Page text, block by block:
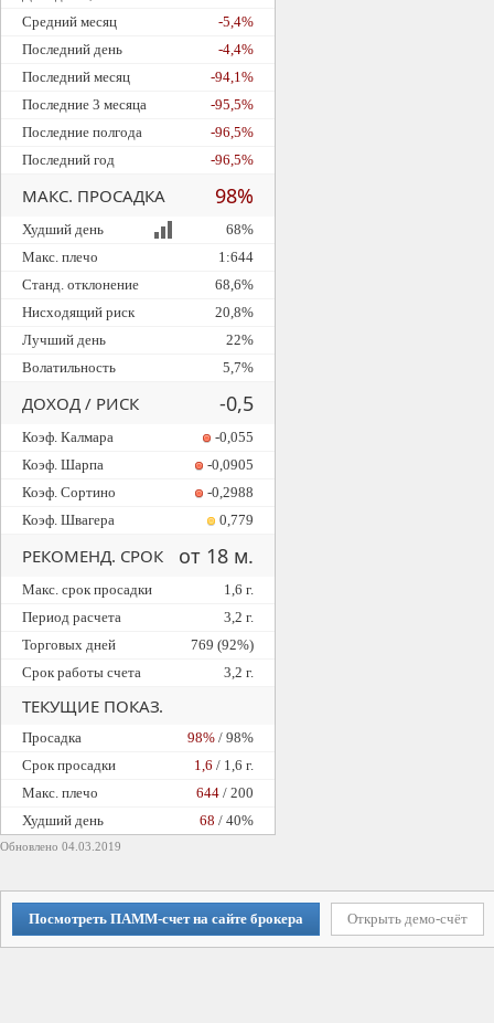
Обновлено 04.03.2019
Средний месяц
-5,4%
Последний день
-4,4%
Последний месяц
-94,1%
Последние 3 месяца
-95,5%
Последние полгода
-96,5%
Последний год
-96,5%
МАКС. ПРОСАДКА 98%
Худший день
68%
Макс. плечо
1:644
Станд. отклонение
68,6%
Нисходящий риск
20,8%
Лучший день
22%
Волатильность
5,7%
ДОХОД / РИСК -0,5
Коэф. Калмара
-0,055
Коэф. Шарпа
-0,0905
Коэф. Сортино
-0,2988
Коэф. Швагера
0,779
РЕКОМЕНД. СРОК от 18 м.
Макс. срок просадки
1,6 г.
Период расчета
3,2 г.
Торговых дней
769 (92%)
Срок работы счета
3,2 г.
ТЕКУЩИЕ ПОКАЗ.
Просадка 98% / 98%
Cрок просадки
1,6 / 1,6 г.
Макс. плечо
644 / 200
Худший день
68 / 40%
Посмотреть ПАММ-счет на сайте брокера Открыть демо-счёт